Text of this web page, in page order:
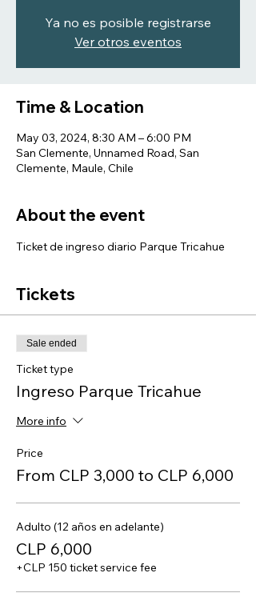
Ya no es posible registrarse
Ver otros eventos
Time & Location
May 03, 2024, 8:30 AM – 6:00 PM
San Clemente, Unnamed Road, San
Clemente, Maule, Chile
About the event
Ticket de ingreso diario Parque Tricahue
Tickets
Sale ended
Ticket type
Ingreso Parque Tricahue
More info
Price
From CLP 3,000 to CLP 6,000
Adulto (12 años en adelante)
CLP 6,000
+CLP 150 ticket service fee